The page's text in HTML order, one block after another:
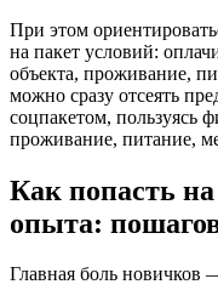
При этом
на пакет условий:
объекта, проживание,
можно сразу отсеять
соцпакетом, пользуясь
проживание, питание,
Как попасть на
опыта:
Главная боль новичков